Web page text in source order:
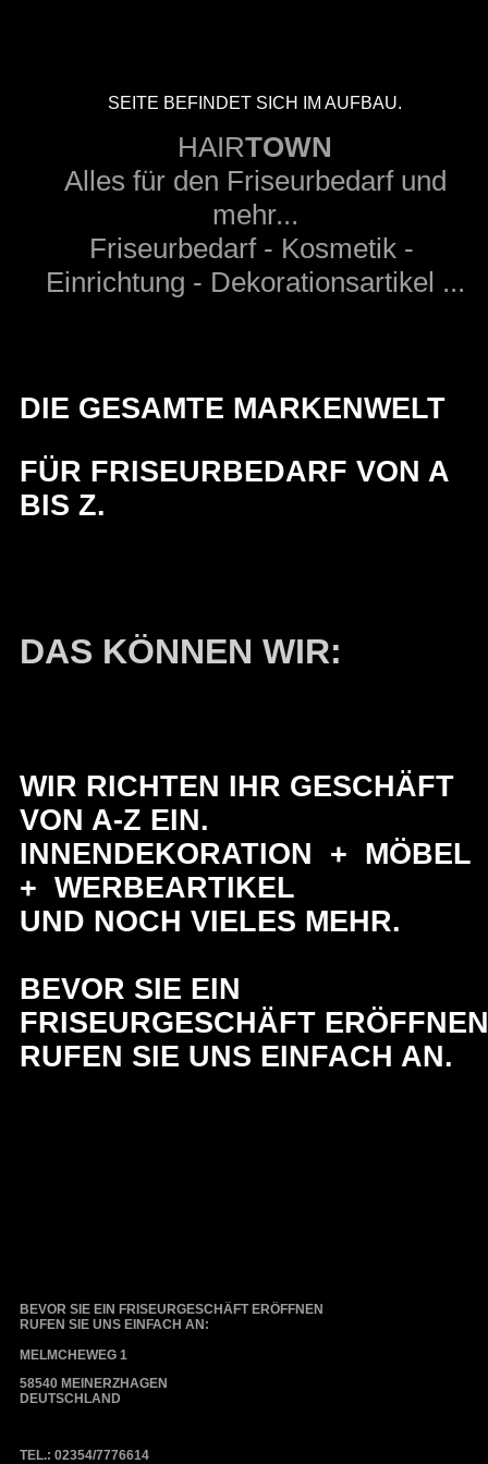
SEITE BEFINDET SICH IM AUFBAU.
HAIRTOWN
Alles für den Friseurbedarf und
mehr...
Friseurbedarf - Kosmetik -
Einrichtung - Dekorationsartikel ...
DIE GESAMTE MARKENWELT
FÜR FRISEURBEDARF VON A
BIS Z.
DAS KÖNNEN WIR:
WIR RICHTEN IHR GESCHÄFT
VON A-Z EIN.
INNENDEKORATION + MÖBEL
+ WERBEARTIKEL
UND NOCH VIELES MEHR.
BEVOR SIE EIN
FRISEURGESCHÄFT ERÖFFNEN
RUFEN SIE UNS EINFACH AN.
BEVOR SIE EIN FRISEURGESCHÄFT ERÖFFNEN
RUFEN SIE UNS EINFACH AN:
MELMCHEWEG 1
58540 MEINERZHAGEN
DEUTSCHLAND
TEL.: 02354/7776614